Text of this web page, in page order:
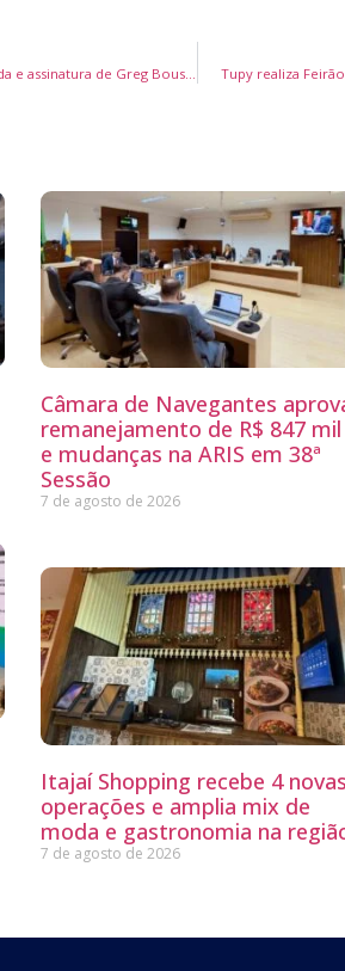
Com técnica milenar de madeira carbonizada e assinatura de Greg Bousquet, Gramado ganha ícone da arquitetura contemporânea Tupy realiza
Câmara de Navegantes
remanejamento de R$ 847 mil
e mudanças na ARIS em 38ª
Sessão
7 de agosto de 2026
Itajaí Shopping recebe 4 novas
operações e amplia mix de
moda e gastronomia na
7 de agosto de 2026